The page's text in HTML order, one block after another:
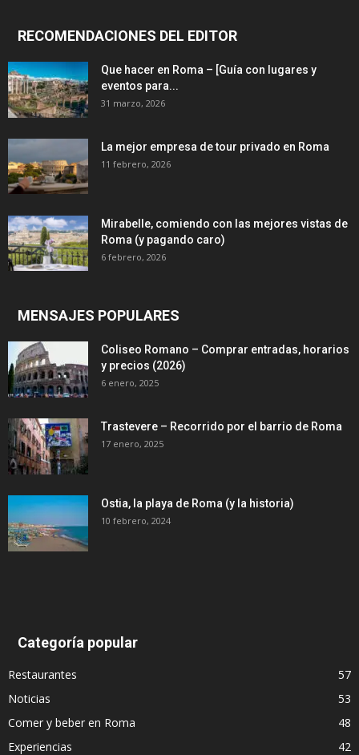
RECOMENDACIONES DEL EDITOR
Que hacer en Roma – [Guía con lugares y
eventos para...
31 marzo, 2026
La mejor empresa de tour privado en Roma
11 febrero, 2026
Mirabelle, comiendo con las mejores vistas de
Roma (y pagando caro)
6 febrero, 2026
MENSAJES POPULARES
Coliseo Romano – Comprar entradas, horarios
y precios (2026)
6 enero, 2025
Trastevere – Recorrido por el barrio de Roma
17 enero, 2025
Ostia, la playa de Roma (y la historia)
10 febrero, 2024
Categoría popular
Restaurantes
57
Noticias
53
Comer y beber en Roma
48
Experiencias
42